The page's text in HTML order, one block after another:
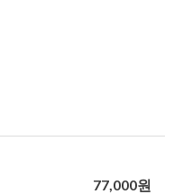
77,000원